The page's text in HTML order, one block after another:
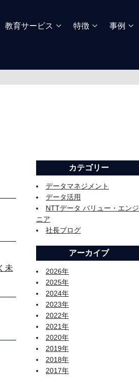
教育サービス 特徴 事例
未
カテゴリー
データマネジメント
データ活用
NTTデータ バリュー・エンジ
ニア
社長ブログ
アーカイブ
2026年
2025年
2024年
2023年
2022年
2021年
2020年
2019年
2018年
2017年